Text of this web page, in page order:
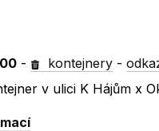
- kontejnery -
v ulici K Hájům x